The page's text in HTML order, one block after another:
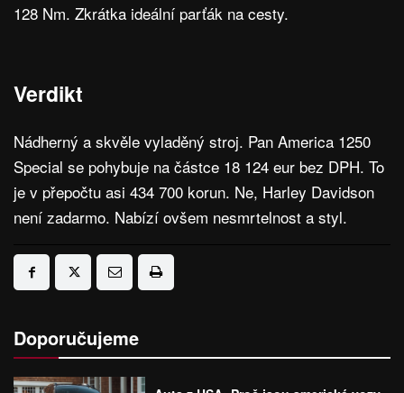
128 Nm. Zkrátka ideální parťák na cesty.
Verdikt
Nádherný a skvěle vyladěný stroj. Pan America 1250
Special se pohybuje na částce 18 124 eur bez DPH. To
je v přepočtu asi 434 700 korun. Ne, Harley Davidson
není zadarmo. Nabízí ovšem nesmrtelnost a styl.
Doporučujeme